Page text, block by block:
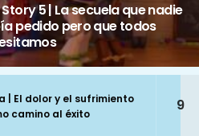
5 | La secuela que nadie
pedido pero que todos
| El dolor y el sufrimiento
camino al éxito
9